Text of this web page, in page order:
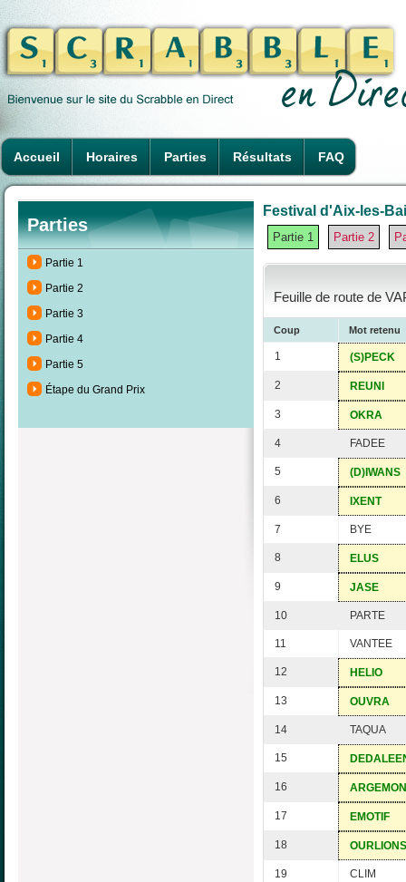
Accueil Horaires Parties Résultats FAQ
Parties
Partie 1
Partie 2
Partie 3
Partie 4
Partie 5
Étape du Grand Prix
Festival d'Aix-les-
Partie 1 Partie 2
Feuille de route de
Coup Mot retenu
1 (S)PECK
2 REUNI
3 OKRA
4 FADEE
5 (D)IWANS
6 IXENT
7 BYE
8 ELUS
9 JASE
10 PARTE
11 VANTEE
12 HELIO
13 OUVRA
14 TAQUA
15
16
17 EMOTIF
18 OURLIONS
19 CLIM